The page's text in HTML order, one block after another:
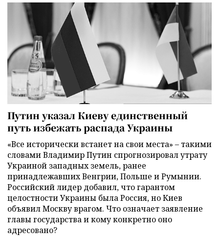
Путин указал Киеву единственный
путь избежать распада Украины
«Все исторически встанет на свои места» – такими
словами Владимир Путин спрогнозировал утрату
Украиной западных земель, ранее
принадлежавших Венгрии, Польше и Румынии.
Российский лидер добавил, что гарантом
целостности Украины была Россия, но Киев
объявил Москву врагом. Что означает заявление
главы государства и кому конкретно оно
адресовано?